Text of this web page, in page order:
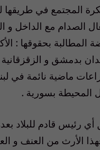
في طريقها
الصدام مع الداخل و
بحقوقها :
و الزقزقانية
ماضية نائمة في
المحيطة بسورية .
رئيس قادم للبلاد
الأرث من العنف و